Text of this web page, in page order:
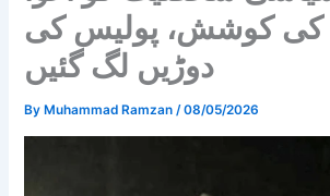
کی کوشش، پولیس کی
دوڑیں لگ گئیں
By Muhammad Ramzan/08/05/2026